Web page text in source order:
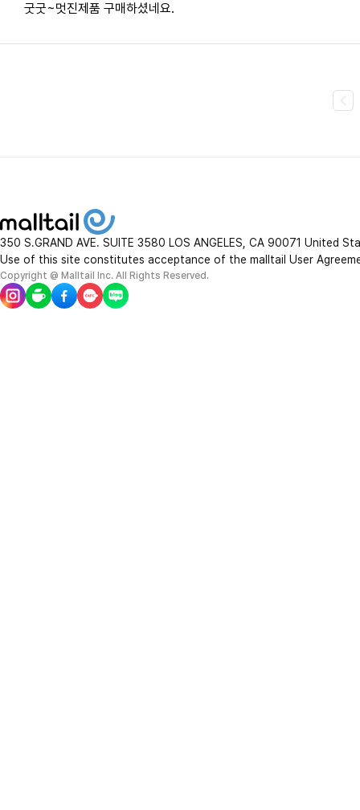
굿굿~멋진제품 구매하셨네요.
350 S.GRAND AVE. SUITE 3580 LOS ANGELES, CA 90071 United
Use of this site constitutes acceptance of the malltail User
Copyright @ Malltail Inc. All Rights Reserved.